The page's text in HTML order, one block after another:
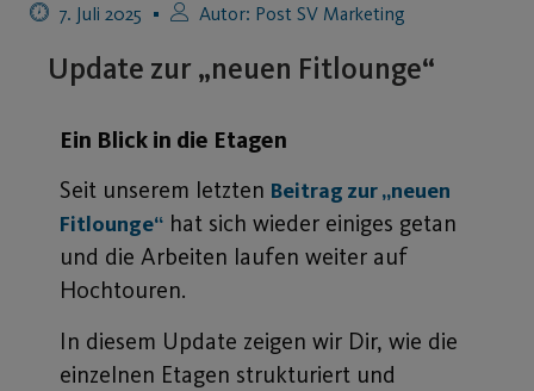
7. Juli 2025 Autor: Post SV Marketing
Update zur „neuen Fitlounge“
Ein Blick in die Etagen
Seit unserem letzten Beitrag zur „neuen
Fitlounge“ hat sich wieder einiges getan
und die Arbeiten laufen weiter auf
Hochtouren.
In diesem Update zeigen wir Dir, wie die
einzelnen Etagen strukturiert und